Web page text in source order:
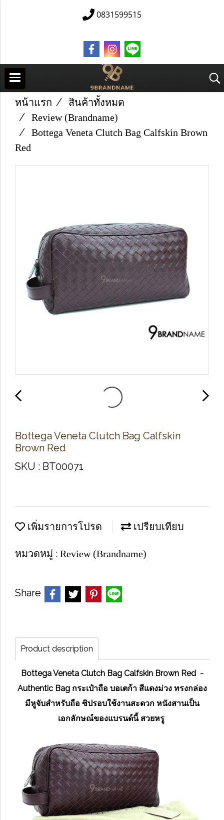
0831599515
หน้าแรก
สินค้าทั้งหมด
Review (Brandname)
Bottega Veneta Clutch Bag Calfskin Brown
Red
Bottega Veneta Clutch Bag Calfskin
Brown Red
SKU : BT00071
เพิ่มรายการโปรด เปรียบเทียบ
หมวดหมู่ : Review (Brandname)
Share
Product description
Bottega Veneta Clutch Bag Calfskin Brown Red -
Authentic Bag กระเป๋าถือ บอเตก้า สีแดงม่วง ทรงกล่อง
มีหูจับสำหรับถือ ซิปรอบใช้งานสะดวก หนังสานเป็น
เอกลักษณ์ของแบรนด์นี้ สวยหรู